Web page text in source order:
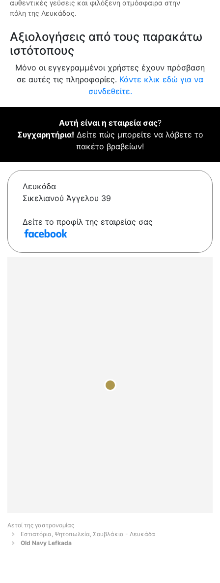
αυθεντικές γεύσεις και φιλόξενη ατμόσφαιρα στην
πόλη της Λευκάδας.
Αξιολογήσεις από τους παρακάτω
ιστότοπους
Μόνο οι εγγεγραμμένοι χρήστες έχουν πρόσβαση
σε αυτές τις πληροφορίες. Κάντε κλικ εδώ για να
συνδεθείτε.
Αυτή είναι η εταιρεία σας?
Συγχαρητήρια! Δείτε πώς μπορείτε να λάβετε το
πακέτο βραβείων!
Λευκάδα
Σικελιανού Άγγελου 39
Δείτε το προφίλ της εταιρείας σας
Αετοί της γαστρονομίας
Εστιατόρια, Ψητοπωλεία, Σουβλάκια - Λευκάδα
Old Navy Lefkada